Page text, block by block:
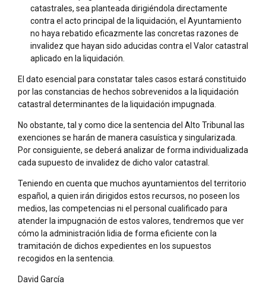
catastrales, sea planteada dirigiéndola directamente
contra el acto principal de la liquidación, el Ayuntamiento
no haya rebatido eficazmente las concretas razones de
invalidez que hayan sido aducidas contra el Valor catastral
aplicado en la liquidación.
El dato esencial para constatar tales casos estará constituido
por las constancias de hechos sobrevenidos a la liquidación
catastral determinantes de la liquidación impugnada.
No obstante, tal y como dice la sentencia del Alto Tribunal las
exenciones se harán de manera casuística y singularizada.
Por consiguiente, se deberá analizar de forma individualizada
cada supuesto de invalidez de dicho valor catastral.
Teniendo en cuenta que muchos ayuntamientos del territorio
español, a quien irán dirigidos estos recursos, no poseen los
medios, las competencias ni el personal cualificado para
atender la impugnación de estos valores, tendremos que ver
cómo la administración lidia de forma eficiente con la
tramitación de dichos expedientes en los supuestos
recogidos en la sentencia.
David García